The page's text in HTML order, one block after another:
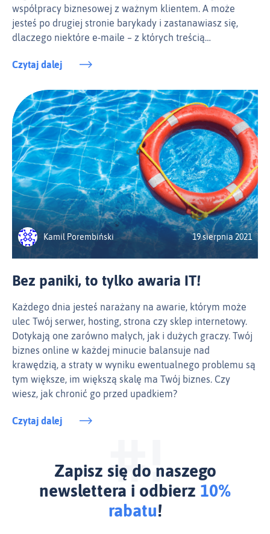
współpracy biznesowej z ważnym klientem. A może
jesteś po drugiej stronie barykady i zastanawiasz się,
dlaczego niektóre e‑maile – z których treścią…
Czytaj dalej
Kamil Porembiński 19 sierpnia 2021
Bez paniki, to tylko awaria IT!
Każdego dnia jesteś narażany na awarie, którym może
ulec Twój serwer, hosting, strona czy sklep internetowy.
Dotykają one zarówno małych, jak i dużych graczy. Twój
biznes online w każdej minucie balansuje nad
krawędzią, a straty w wyniku ewentualnego problemu są
tym większe, im większą skalę ma Twój biznes. Czy
wiesz, jak chronić go przed upadkiem?
Czytaj dalej
Zapisz się do naszego
newslettera i odbierz 10%
rabatu!